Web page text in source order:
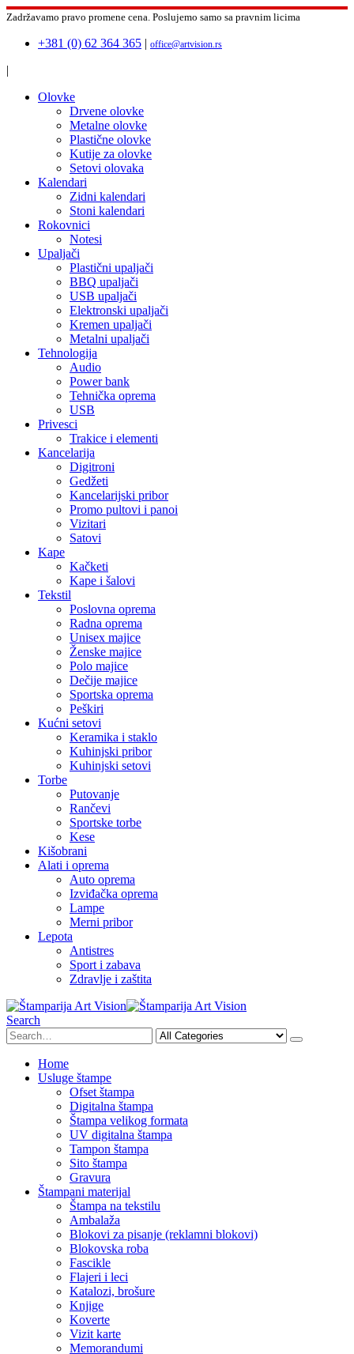
Zadržavamo pravo promene cena. Poslujemo samo sa pravnim licima
+381 (0) 62 364 365 | office@artvision.rs
|
Olovke
Drvene olovke
Metalne olovke
Plastične olovke
Kutije za olovke
Setovi olovaka
Kalendari
Zidni kalendari
Stoni kalendari
Rokovnici
Notesi
Upaljači
Plastični upaljači
BBQ upaljači
USB upaljači
Elektronski upaljači
Kremen upaljači
Metalni upaljači
Tehnologija
Audio
Power bank
Tehnička oprema
USB
Privesci
Trakice i elementi
Kancelarija
Digitroni
Gedžeti
Kancelarijski pribor
Promo pultovi i panoi
Vizitari
Satovi
Kape
Kačketi
Kape i šalovi
Tekstil
Poslovna oprema
Radna oprema
Unisex majice
Ženske majice
Polo majice
Dečije majice
Sportska oprema
Peškiri
Kućni setovi
Keramika i staklo
Kuhinjski pribor
Kuhinjski setovi
Torbe
Putovanje
Rančevi
Sportske torbe
Kese
Kišobrani
Alati i oprema
Auto oprema
Izviđačka oprema
Lampe
Merni pribor
Lepota
Antistres
Sport i zabava
Zdravlje i zaštita
Search
Home
Usluge štampe
Ofset štampa
Digitalna štampa
Štampa velikog formata
UV digitalna štampa
Tampon štampa
Sito štampa
Gravura
Štampani materijal
Štampa na tekstilu
Ambalaža
Blokovi za pisanje (reklamni blokovi)
Blokovska roba
Fascikle
Flajeri i leci
Katalozi, brošure
Knjige
Koverte
Vizit karte
Memorandumi